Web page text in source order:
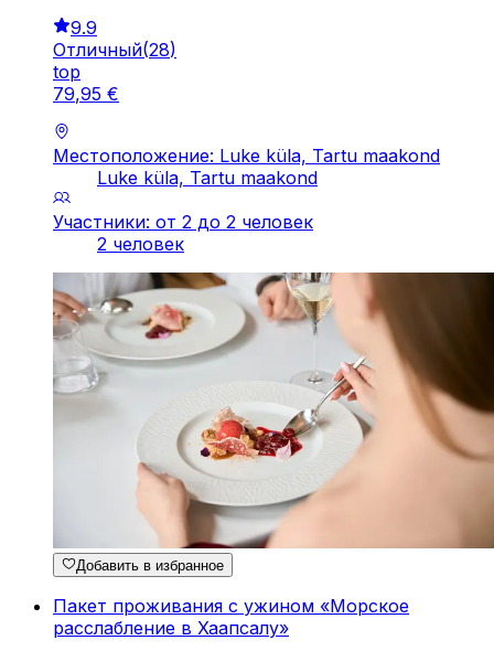
9.9
Отличный(28)
top
79,95 €
Местоположение: Luke küla, Tartu maakond
Luke küla, Tartu maakond
Участники: от 2 до 2 человек
2 человек
Добавить в избранное
Пакет проживания с ужином «Морское
расслабление в Хаапсалу»